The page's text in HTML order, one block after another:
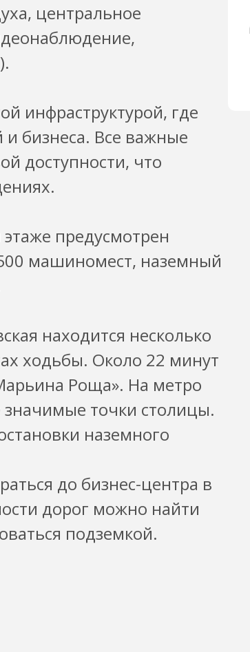
центральное
инфраструктурой, где
бизнеса. Все важные
доступности, что
предусмотрен
машиномест, наземный
находится несколько
ходьбы. Около 22 минут
Роща». На метро
точки столицы.
наземного
до бизнес-центра в
дорог можно найти
подземкой.